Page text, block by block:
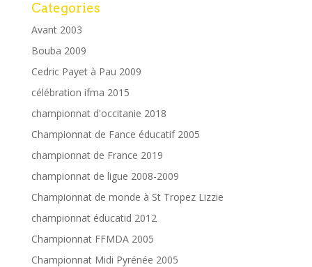
Categories
Avant 2003
Bouba 2009
Cedric Payet à Pau 2009
célébration ifma 2015
championnat d'occitanie 2018
Championnat de Fance éducatif 2005
championnat de France 2019
championnat de ligue 2008-2009
Championnat de monde à St Tropez Lizzie
championnat éducatid 2012
Championnat FFMDA 2005
Championnat Midi Pyrénée 2005